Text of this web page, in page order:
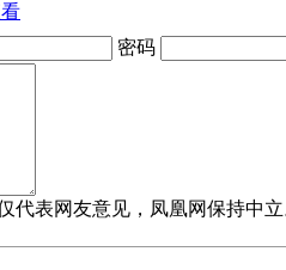
密码
代表网友意见，凤凰网保持中